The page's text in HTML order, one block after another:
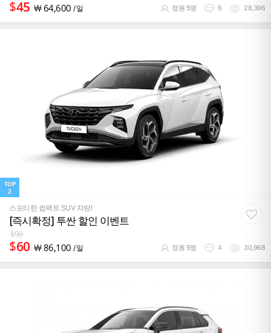
$45 ￦64,600 / 일 정원 5명 6 28,396
TOP
2
스포티한 컴팩트 SUV 차량!
[즉시확정] 투싼 할인 이벤트
$98
$60 ￦86,100 / 일 정원 5명 4 30,968